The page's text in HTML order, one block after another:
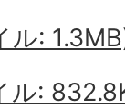
ル:
ル: